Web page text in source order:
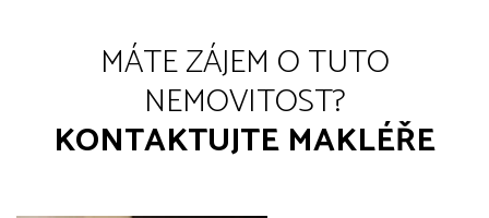
MÁTE ZÁJEM O TUTO
NEMOVITOST?
KONTAKTUJTE MAKLÉŘE